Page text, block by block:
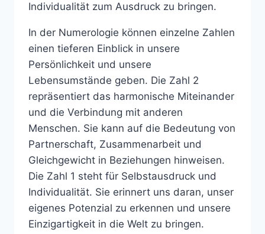
Individualität zum Ausdruck zu bringen.
In der Numerologie können einzelne Zahlen
einen tieferen Einblick in unsere
Persönlichkeit und unsere
Lebensumstände geben. Die Zahl 2
repräsentiert das harmonische Miteinander
und die Verbindung mit anderen
Menschen. Sie kann auf die Bedeutung von
Partnerschaft, Zusammenarbeit und
Gleichgewicht in Beziehungen hinweisen.
Die Zahl 1 steht für Selbstausdruck und
Individualität. Sie erinnert uns daran, unser
eigenes Potenzial zu erkennen und unsere
Einzigartigkeit in die Welt zu bringen.